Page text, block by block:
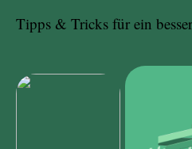
Tipps & Tricks für ein